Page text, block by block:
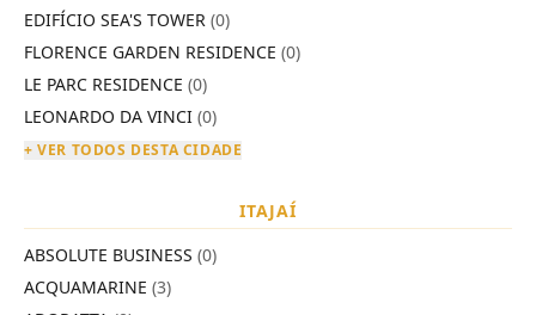
EDIFÍCIO SEA'S TOWER (0)
FLORENCE GARDEN RESIDENCE (0)
LE PARC RESIDENCE (0)
LEONARDO DA VINCI (0)
+ VER TODOS DESTA CIDADE
ITAJAÍ
ABSOLUTE BUSINESS (0)
ACQUAMARINE (3)